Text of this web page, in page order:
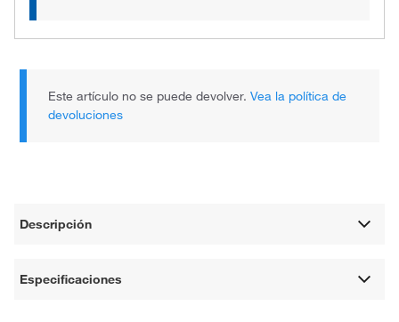
Este artículo no se puede devolver.Vea la política de
devoluciones
Descripción
Especificaciones